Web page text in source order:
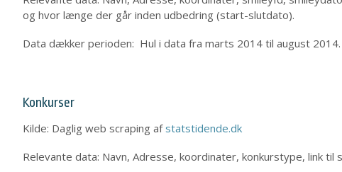
og hvor længe der går inden udbedring (start-slutdato).
Data dækker perioden: Hul i data fra marts 2014 til august
Konkurser
Kilde: Daglig web scraping afstatstidende.dk
Relevante data: Navn, Adresse, koordinater, konkurstype, link til